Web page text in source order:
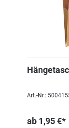
Art.-Nr.:
ab 1,95 €*